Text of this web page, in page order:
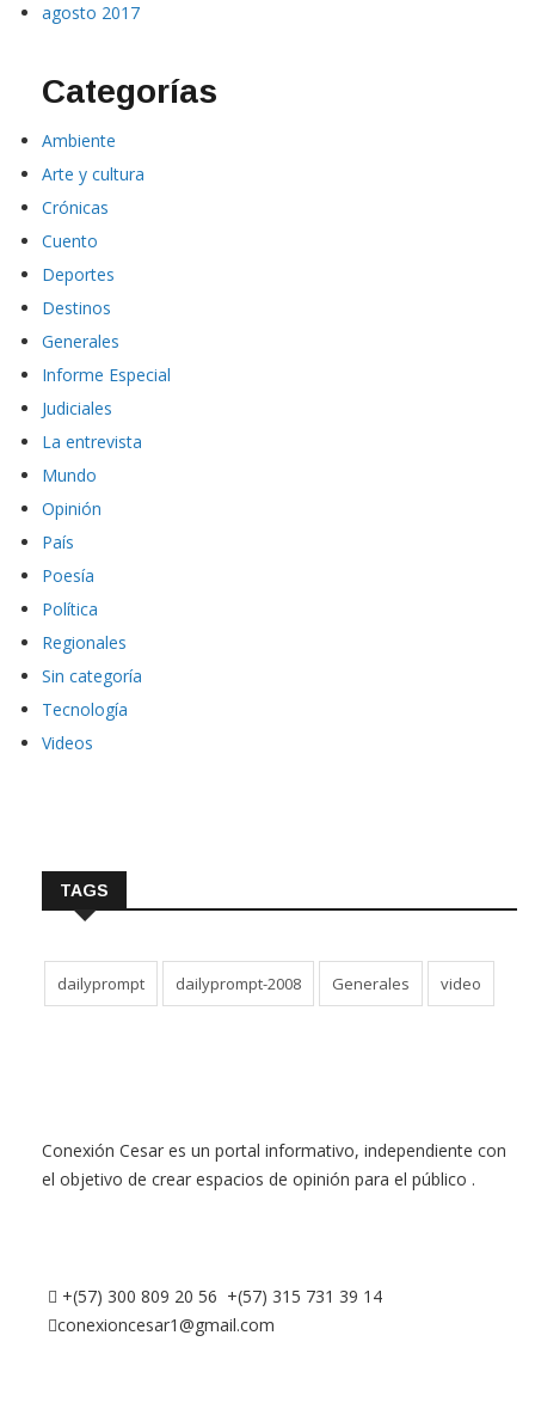
agosto 2017
Categorías
Ambiente
Arte y cultura
Crónicas
Cuento
Deportes
Destinos
Generales
Informe Especial
Judiciales
La entrevista
Mundo
Opinión
País
Poesía
Política
Regionales
Sin categoría
Tecnología
Videos
TAGS
dailyprompt dailyprompt-2008 Generales video
Conexión Cesar es un portal informativo, independiente con
el objetivo de crear espacios de opinión para el público .
+(57) 300 809 20 56 +(57) 315 731 39 14
conexioncesar1@gmail.com